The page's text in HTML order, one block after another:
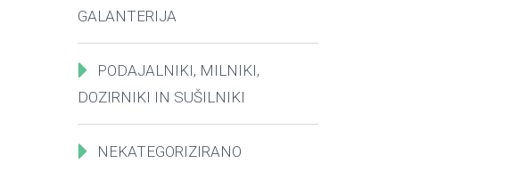
GALANTERIJA
PODAJALNIKI, MILNIKI,
DOZIRNIKI IN SUŠILNIKI
NEKATEGORIZIRANO